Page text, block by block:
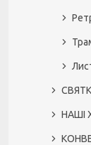
НАШІ